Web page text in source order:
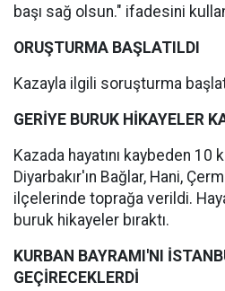
başı sağ olsun." ifadesini
ORUŞTURMA BAŞLATILDI
Kazayla ilgili soruşturma
GERİYE BURUK HİKAYELER
Kazada hayatını kaybeden 10
Diyarbakır'ın Bağlar, Hani,
ilçelerinde toprağa verildi.
buruk hikayeler bıraktı.
KURBAN BAYRAMI'NI
GEÇİRECEKLERDİ